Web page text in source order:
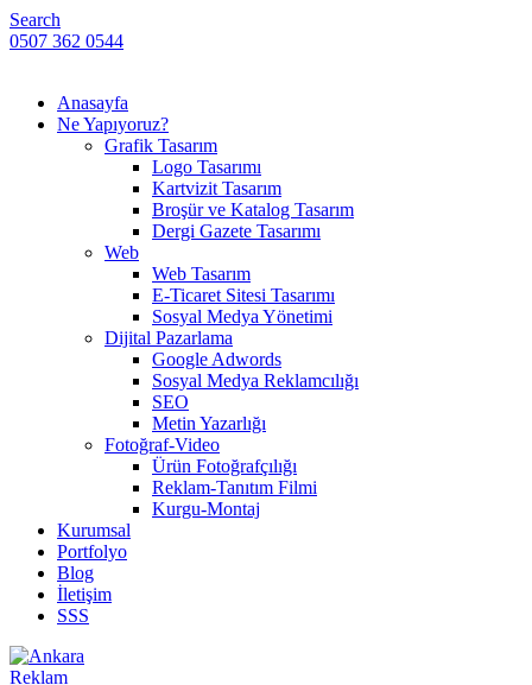
Search
0507 362 0544
Anasayfa
Ne Yapıyoruz?
Grafik Tasarım
Logo Tasarımı
Kartvizit Tasarım
Broşür ve Katalog Tasarım
Dergi Gazete Tasarımı
Web
Web Tasarım
E-Ticaret Sitesi Tasarımı
Sosyal Medya Yönetimi
Dijital Pazarlama
Google Adwords
Sosyal Medya Reklamcılığı
SEO
Metin Yazarlığı
Fotoğraf-Video
Ürün Fotoğrafçılığı
Reklam-Tanıtım Filmi
Kurgu-Montaj
Kurumsal
Portfolyo
Blog
İletişim
SSS